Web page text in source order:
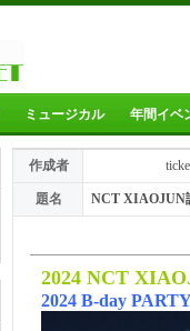
ミュージカル 年間イベ
作成者
題名 NCT XIAOJUN
2024 NCT
2024 B-day